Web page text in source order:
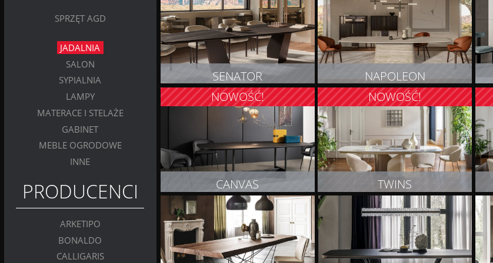
SPRZĘT AGD
JADALNIA
SALON
SYPIALNIA
LAMPY
MATERACE I STELAŻE
GABINET
MEBLE OGRODOWE
INNE
PRODUCENCI
ARKETIPO
BONALDO
CALLIGARIS
SENATOR
ZOBACZ PRODUKT
NAPOLEON
ZOBACZ PRODUKT
NOWOŚĆ!
CANVAS
ZOBACZ PRODUKT
NOWOŚĆ!
TWINS
ZOBACZ PRODUKT